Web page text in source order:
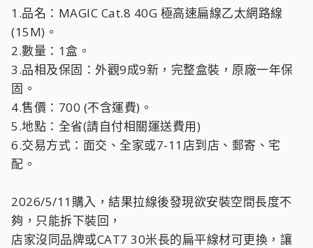
1.品名：MAGIC Cat.8 40G 極高速扁線乙太網路線
(15M)。
2.數量：1盒。
3.品相及保固：外觀9成9新，完整盒裝，原廠一年保
固。
4.售價：700 (不含運費)。
5.地點：全省(請自付相關運送費用)
6.交易方式：面交、全家或7-11店到店、郵寄、宅
配。
2026/5/11購入，結果拉線後發現欲安裝空間長度不
夠，只能拆下裝回，
店家沒同品牌或CAT7 30米長的扁平線材可更換，讓